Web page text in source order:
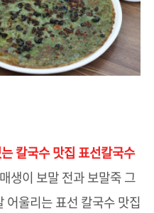
칼국수 맛집 표선칼국수
생이 보말 전과 보말죽 그
울리는 표선 칼국수 맛집